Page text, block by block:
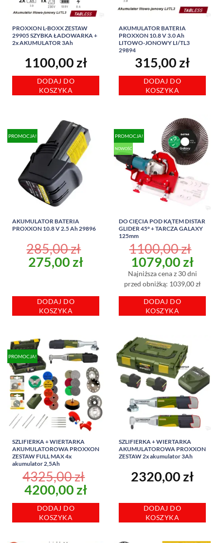
PROXXON L-BOXX ZESTAW
29905 SZYBKA ŁADOWARKA +
2x AKUMULATOR 3Ah
1100,00 zł
DODAJ DO
KOSZYKA
AKUMULATOR BATERIA
PROXXON 10.8 V 3.0 Ah
LITOWO-JONOWY LI/TL3
29894
315,00 zł
DODAJ DO
KOSZYKA
PROMOCJA!
AKUMULATOR BATERIA
PROXXON 10.8 V 2.5 Ah 29896
285,00zł
Pierwotna
cena
285,00 zł.
275,00 złAktualna
wynosi:
275,00 zł.
DODAJ DO
KOSZYKA
PROMOCJA!
NOWOŚĆ
DO CIĘCIA POD KĄTEM DISTAR
GLIDER 45° + TARCZA GALAXY
125mm
1100,00zł
Pierwotna
cena
wynosiła:
1100,00 zł.
1079,00 zł
Najniższa cena z 30 dni
przed obniżką: 1039,00 zł
DODAJ DO
KOSZYKA
PROMOCJA!
SZLIFIERKA + WIERTARKA
AKUMULATOROWA PROXXON
ZESTAW FULL MAX 4x
akumulator 2,5Ah
4325,00zł
Pierwotna
cena
wynosiła:
4200,00 złAktualna
cena
DODAJ DO
KOSZYKA
SZLIFIERKA + WIERTARKA
AKUMULATOROWA PROXXON
ZESTAW 2x akumulator 3Ah
2320,00 zł
DODAJ DO
KOSZYKA